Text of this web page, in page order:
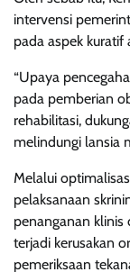
intervensi
pada aspek
“Upaya
pada pemberian
rehabilitasi,
melindungi lansia
Melalui
pelaksanaan
penanganan klinis
terjadi kerusakan
pemeriksaan